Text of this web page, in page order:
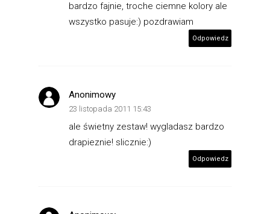
bardzo fajnie, troche ciemne kolory ale
wszystko pasuje:) pozdrawiam
Odpowiedz
Anonimowy
23 listopada 2011 15:43
ale świetny zestaw! wygladasz bardzo
drapieznie! slicznie:)
Odpowiedz